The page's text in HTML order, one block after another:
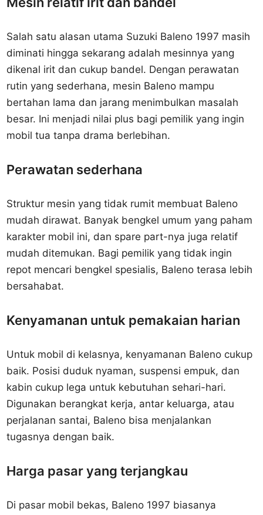
Salah satu alasan utama Suzuki Baleno 1997 masih
diminati hingga sekarang adalah mesinnya yang
dikenal irit dan cukup bandel. Dengan perawatan
rutin yang sederhana, mesin Baleno mampu
bertahan lama dan jarang menimbulkan masalah
besar. Ini menjadi nilai plus bagi pemilik yang ingin
mobil tua tanpa drama berlebihan.
Perawatan sederhana
Struktur mesin yang tidak rumit membuat Baleno
mudah dirawat. Banyak bengkel umum yang paham
karakter mobil ini, dan spare part-nya juga relatif
mudah ditemukan. Bagi pemilik yang tidak ingin
repot mencari bengkel spesialis, Baleno terasa lebih
bersahabat.
Kenyamanan untuk pemakaian harian
Untuk mobil di kelasnya, kenyamanan Baleno cukup
baik. Posisi duduk nyaman, suspensi empuk, dan
kabin cukup lega untuk kebutuhan sehari-hari.
Digunakan berangkat kerja, antar keluarga, atau
perjalanan santai, Baleno bisa menjalankan
tugasnya dengan baik.
Harga pasar yang terjangkau
Di pasar mobil bekas, Baleno 1997 biasanya